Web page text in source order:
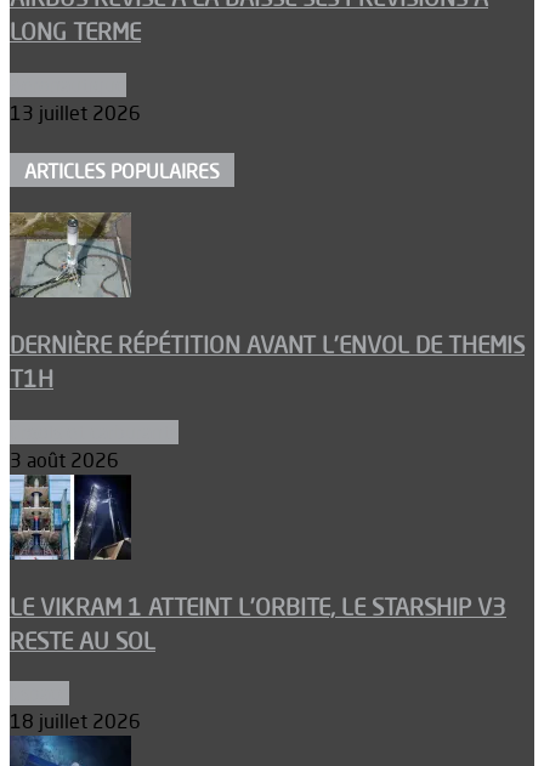
LONG TERME
13 juillet 2026
ARTICLES POPULAIRES
DERNIÈRE RÉPÉTITION AVANT L’ENVOL DE THEMIS
T1H
3 août 2026
LE VIKRAM 1 ATTEINT L’ORBITE, LE STARSHIP V3
RESTE AU SOL
18 juillet 2026